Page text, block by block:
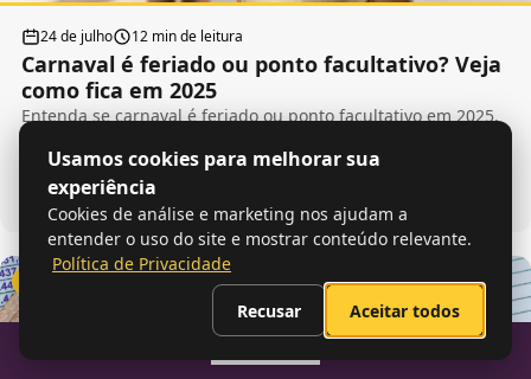
24 de julho 12 min de leitura
Carnaval é feriado ou ponto facultativo? Veja
como fica em 2025
Entenda se carnaval é feriado ou ponto facultativo em 2025.
assunto!
LER MAIS
Usamos cookies para melhorar sua
experiência
Cookies de análise e marketing nos ajudam a
entender o uso do site e mostrar conteúdo relevante.
Política de Privacidade
Recusar Aceitar todos